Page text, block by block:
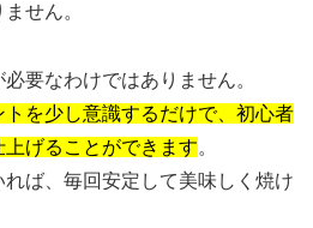
せん。
要なわけではありません。
を少し意識するだけで、初心者
げることができます。
ば、毎回安定して美味しく焼け